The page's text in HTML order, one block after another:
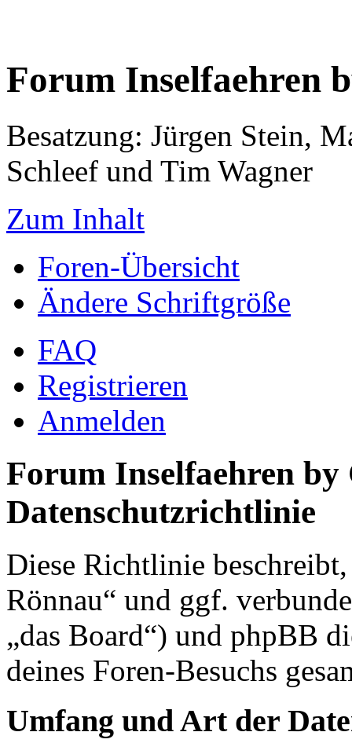
Forum Inselfaehren
Besatzung: Jürgen Stein,
Schleef und Tim Wagner
Zum Inhalt
Foren-Übersicht
Ändere Schriftgröße
FAQ
Registrieren
Anmelden
Forum Inselfaehren by
Datenschutzrichtlinie
Diese Richtlinie
Rönnau“ und ggf.
„das Board“) und phpBB
deines Foren-Besuchs
Umfang und Art der